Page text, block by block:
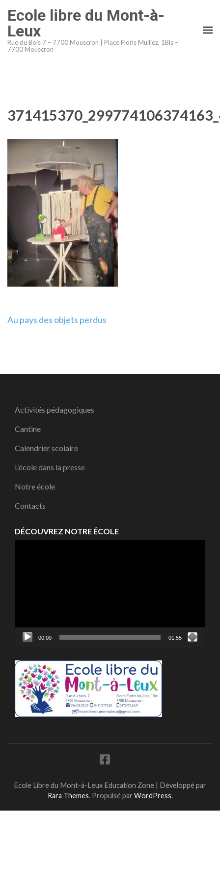
au
contenu
(Pressez
Ecole libre du Mont-à-
Leux
Rue du Bois 7 – 7700 Mouscron | Place Floris Mulliez, 1Bis –
7700 Mouscron
Navigation
Au pays des objets perdus
Activités pédagogiques
Cantine
Calendrier scolaire
L’école dans la presse
Notre école
Contacts
DÉCOUVREZ NOTRE ÉCOLE
00:00 01:55
Ecole Libre du Mont-à-Leux Education Zone | Développé par
Rara Themes. Propulsé par WordPress.